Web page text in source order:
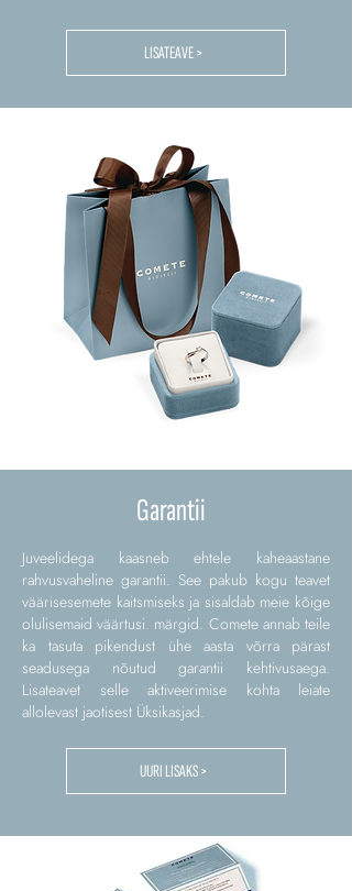
LISATEAVE >
Garantii
Juveelidega kaasneb ehtele kaheaastane
rahvusvaheline garantii. See pakub kogu teavet
väärisesemete kaitsmiseks ja sisaldab meie kõige
olulisemaid väärtusi. märgid. Comete annab teile
ka tasuta pikendust ühe aasta võrra pärast
seadusega nõutud garantii kehtivusaega.
Lisateavet selle aktiveerimise kohta leiate
allolevast jaotisest Üksikasjad.
UURI LISAKS >